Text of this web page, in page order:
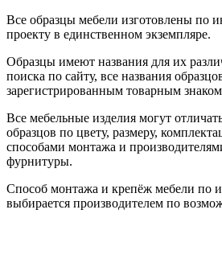
Все образцы мебели изготовлены по
проекту в единственном экземпляре.
Образцы имеют названия для их
поиска по сайту, все названия
зарегистрированным товарным
Все мебельные изделия могут
образцов по цвету, размеру,
способами монтажа и
фурнитуры.
Способ монтажа и крепёж мебели по
выбирается производителем по